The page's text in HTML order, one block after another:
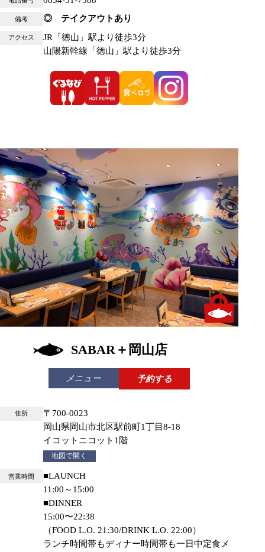
備考 ◎ テイクアウトあり
アクセス
JR「徳山」駅より徒歩3分
山陽新幹線「徳山」駅より徒歩3分
テイクアウトあり
SABAR＋岡山店
メニュー 予約する
住所
〒700-0023
岡山県岡山市北区駅前町1丁目8-18
イコットニコット1階
地図で開く
営業時間
■LAUNCH
11:00～15:00
■DINNER
15:00〜22:38
（FOOD L.O. 21:30/DRINK L.O. 22:00）
ランチ時間帯もディナー時間帯も一日中定食メ